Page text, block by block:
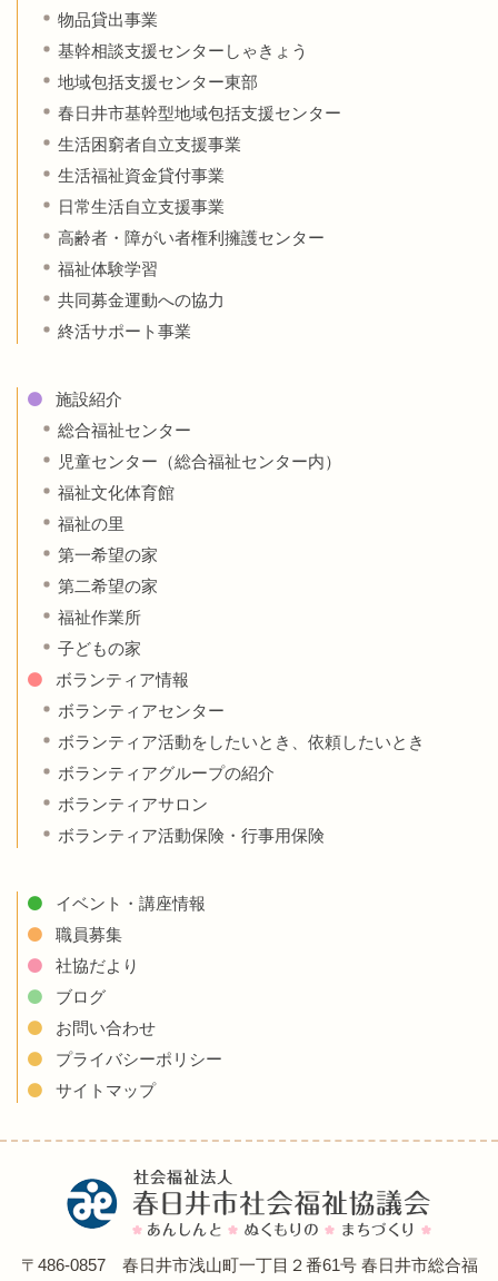
物品貸出事業
基幹相談支援センターしゃきょう
地域包括支援センター東部
春日井市基幹型地域包括支援センター
生活困窮者自立支援事業
生活福祉資金貸付事業
日常生活自立支援事業
高齢者・障がい者権利擁護センター
福祉体験学習
共同募金運動への協力
終活サポート事業
施設紹介
総合福祉センター
児童センター（総合福祉センター内）
福祉文化体育館
福祉の里
第一希望の家
第二希望の家
福祉作業所
子どもの家
ボランティア情報
ボランティアセンター
ボランティア活動をしたいとき、依頼したいとき
ボランティアグループの紹介
ボランティアサロン
ボランティア活動保険・行事用保険
イベント・講座情報
職員募集
社協だより
ブログ
お問い合わせ
プライバシーポリシー
サイトマップ
〒486-0857 春日井市浅山町一丁目２番61号 春日井市総合福